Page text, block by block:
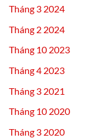
Tháng 3 2024
Tháng 2 2024
Tháng 10 2023
Tháng 4 2023
Tháng 3 2021
Tháng 10 2020
Tháng 3 2020